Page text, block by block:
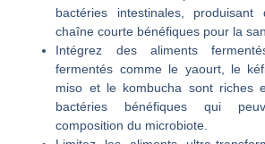
bactéries intestinales,
chaîne courte bénéfiques pour la
Intégrez des aliments
fermentés comme le yaourt, le
miso et le kombucha sont riches
bactéries bénéfiques qui
composition du microbiote.